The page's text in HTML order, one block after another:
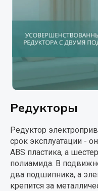
Редукторы
Редуктор
срок эксплуатации -
ABS пластика, а
полиамида. В
два подшипника, а
крепится за